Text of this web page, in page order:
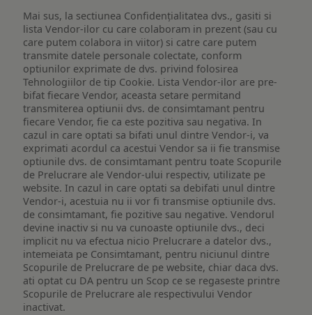
Mai sus, la sectiunea Confidențialitatea dvs., gasiti si
lista Vendor-ilor cu care colaboram in prezent (sau cu
care putem colabora in viitor) si catre care putem
transmite datele personale colectate, conform
optiunilor exprimate de dvs. privind folosirea
Tehnologiilor de tip Cookie. Lista Vendor-ilor are pre-
bifat fiecare Vendor, aceasta setare permitand
transmiterea optiunii dvs. de consimtamant pentru
fiecare Vendor, fie ca este pozitiva sau negativa. In
cazul in care optati sa bifati unul dintre Vendor-i, va
exprimati acordul ca acestui Vendor sa ii fie transmise
optiunile dvs. de consimtamant pentru toate Scopurile
de Prelucrare ale Vendor-ului respectiv, utilizate pe
website. In cazul in care optati sa debifati unul dintre
Vendor-i, acestuia nu ii vor fi transmise optiunile dvs.
de consimtamant, fie pozitive sau negative. Vendorul
devine inactiv si nu va cunoaste optiunile dvs., deci
implicit nu va efectua nicio Prelucrare a datelor dvs.,
intemeiata pe Consimtamant, pentru niciunul dintre
Scopurile de Prelucrare de pe website, chiar daca dvs.
ati optat cu DA pentru un Scop ce se regaseste printre
Scopurile de Prelucrare ale respectivului Vendor
inactivat.